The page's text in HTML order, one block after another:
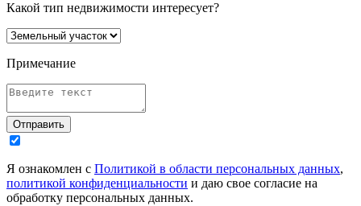
Какой тип недвижимости интересует?
Примечание
Отправить
Я ознакомлен с Политикой в области персональных данных,
политикой конфиденциальности и даю свое согласие на
обработку персональных данных.